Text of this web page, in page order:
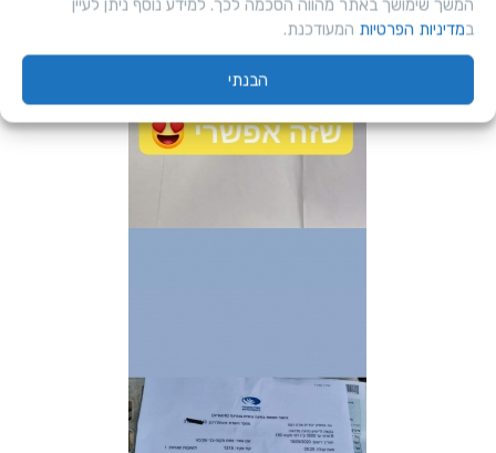
המשך שימושך באתר מהווה הסכמה לכך. למידע נוסף ניתן לעיין
במדיניות הפרטיות המעודכנת.
הבנתי